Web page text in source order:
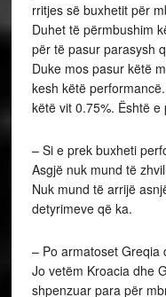
rritjes së buxhetit për
Duhet të përmbushim
për të pasur parasysh
Duke mos pasur këtë
kesh këtë
këtë vit 0.75%. Është e
– Si e prek buxheti
Asgjë nuk mund të
Nuk mund të arrijë
detyrimeve që ka.
– Po armatoset Greqia
Jo vetëm Kroacia dhe
shpenzuar para për